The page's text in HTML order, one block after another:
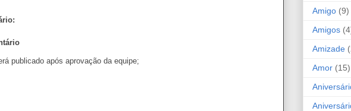
publicado após aprovação da equipe;
Amigo (9)
Amigos
Amizade
Amor (15)